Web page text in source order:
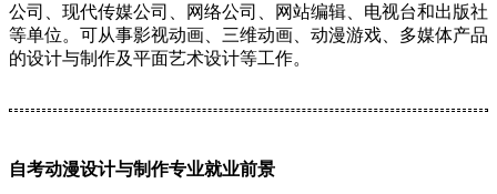
公司、现代传媒公司、网络公司、网站编辑、电视台和出版社
等单位。可从事影视动画、三维动画、动漫游戏、多媒体产品
的设计与制作及平面艺术设计等工作。
自考动漫设计与制作专业就业前景